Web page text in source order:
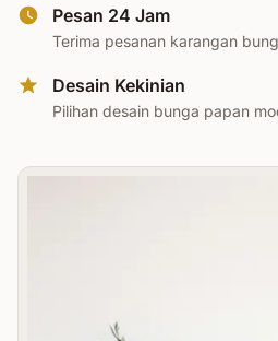
Pesan 24 Jam
Terima pesanan karangan
Desain Kekinian
Pilihan desain bunga papan